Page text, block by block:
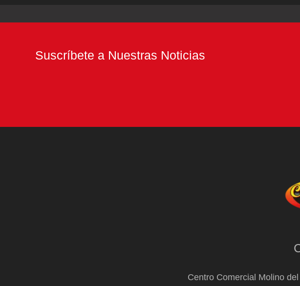
Suscríbete a Nuestras Noticias
Centro Comercial Molino